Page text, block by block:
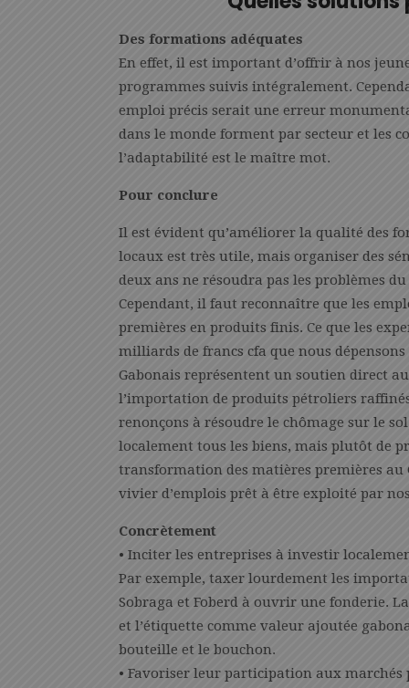
Des formations adéquates
En effet, il est important d’offrir à nos
programmes suivis intégralement.
emploi précis serait une erreur
dans le monde forment par secteur et les
l’adaptabilité est le maître mot.
Pour conclure
Il est évident qu’améliorer la qualité des
locaux est très utile, mais organiser des
deux ans ne résoudra pas les problèmes
Cependant, il faut reconnaître que les
premières en produits finis. Ce que les
milliards de francs cfa que nous
Gabonais représentent un soutien direct
l’importation de produits pétroliers
renonçons à résoudre le chômage sur le
localement tous les biens, mais plutôt de
transformation des matières premières au
vivier d’emplois prêt à être exploité par
Concrètement
• Inciter les entreprises à investir
Par exemple, taxer lourdement les
Sobraga et Foberd à ouvrir une fonderie.
et l’étiquette comme valeur ajoutée
bouteille et le bouchon.
• Favoriser leur participation aux